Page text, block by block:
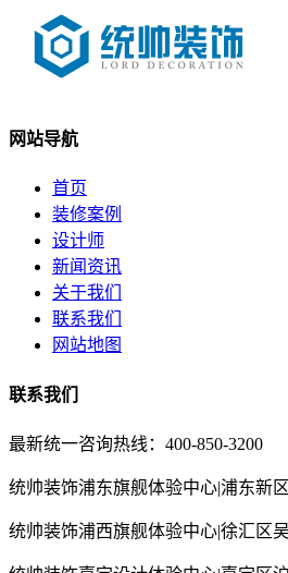
网站导航
首页
装修案例
设计师
新闻资讯
关于我们
联系我们
网站地图
联系我们
最新统一咨询热线：400-850-3200
统帅装饰浦东旗舰体验中心|浦东新
统帅装饰浦西旗舰体验中心|徐汇区